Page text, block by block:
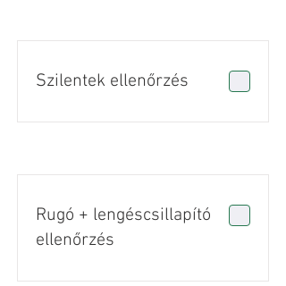
Szilentek ellenőrzés
Rugó + lengéscsillapító
ellenőrzés